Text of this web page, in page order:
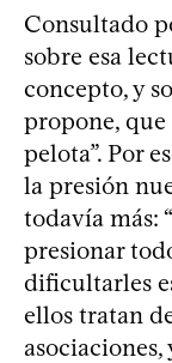
Consultado
sobre esa
concepto, y
propone,
pelota”. Por
la presión
todavía más:
presionar
dificultarles
ellos tratan
asociaciones,